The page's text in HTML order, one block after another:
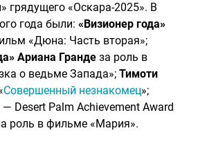
грядущего «Оскара-2025». В
года были: «Визионер года»
«Дюна: Часть вторая»;
Ариана Гранде за роль в
о ведьме Запада»; Тимоти
Совершенный незнакомец»;
— Desert Palm Achievement Award
роль в фильме «Мария».